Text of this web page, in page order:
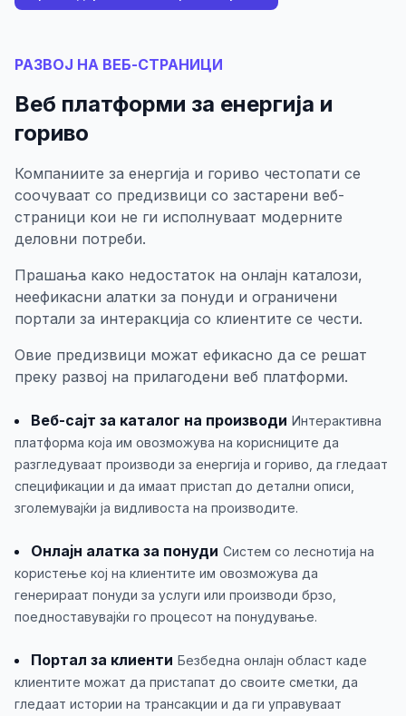
РАЗВОЈ НА ВЕБ-СТРАНИЦИ
Веб платформи за енергија и
гориво
Компаниите за енергија и гориво честопати се
соочуваат со предизвици со застарени веб-
страници кои не ги исполнуваат модерните
деловни потреби.
Прашања како недостаток на онлајн каталози,
неефикасни алатки за понуди и ограничени
портали за интеракција со клиентите се чести.
Овие предизвици можат ефикасно да се решат
преку развој на прилагодени веб платформи.
Веб-сајт за каталог на производи Интерактивна
платформа која им овозможува на корисниците да
разгледуваат производи за енергија и гориво, да гледаат
спецификации и да имаат пристап до детални описи,
зголемувајќи ја видливоста на производите.
Онлајн алатка за понуди Систем со леснотија на
користење кој на клиентите им овозможува да
генерираат понуди за услуги или производи брзо,
поедноставувајќи го процесот на понудување.
Портал за клиенти Безбедна онлајн област каде
клиентите можат да пристапат до своите сметки, да
гледаат истории на трансакции и да ги управуваат